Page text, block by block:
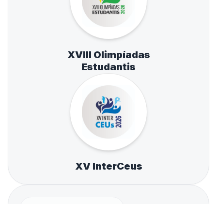
XVIII Olimpíadas
Estudantis
XV InterCeus